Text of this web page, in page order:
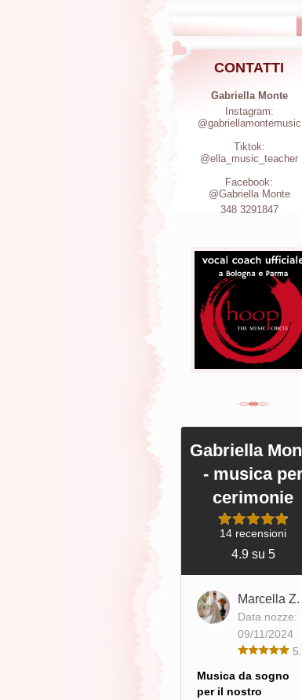
CONTATTI
Gabriella Monte
Instagram:
@gabriellamontemusic
Tiktok:
@ella_music_teacher
Facebook:
@Gabriella Monte
348 3291847
Gabriella
- musica
cerimonie
14 recensioni
4.9 su 5
Marcella Z.
Data nozze:
09/11/2024
Musica da sogno
per il nostro